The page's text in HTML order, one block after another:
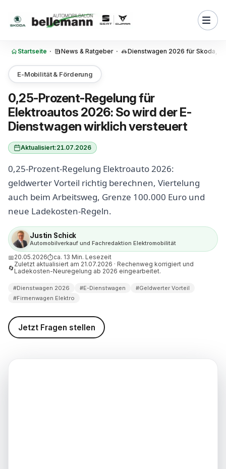
Startseite · News & Ratgeber · Dienstwagen 2026 für Skoda,
E-Mobilität & Förderung
0,25-Prozent-Regelung für
Elektroautos 2026: So wird der E-
Dienstwagen wirklich versteuert
Aktualisiert:21.07.2026
0,25-Prozent-Regelung Elektroauto 2026:
geldwerter Vorteil richtig berechnen, Viertelung
auch beim Arbeitsweg, Grenze 100.000 Euro und
neue Ladekosten-Regeln.
Justin Schick
Automobilverkauf und Fachredaktion Elektromobilität
📅20.05.2026⏱ca. 13 Min. Lesezeit
🔄
Zuletzt aktualisiert am 21.07.2026 · Rechenweg korrigiert und
Ladekosten-Neuregelung ab 2026 eingearbeitet.
#Dienstwagen 2026 #E-Dienstwagen
#Geldwerter Vorteil
#Firmenwagen Elektro
Jetzt Fragen stellen
gilt für Dienstwagen aus
man den geldwerten
zur 0 25 Prozent
Regelung Bruttolistenpreis:
dazu?
Diesel?
Elektro 0 25 Berechnung:
die Einzelbewertung?
2026 bei den Ladekosten
Elektro Versteuerung 2026:
Leasing?
weiterführende